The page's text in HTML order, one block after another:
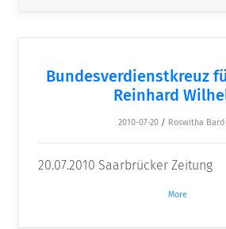
Bundesverdienstkreuz
Reinhard
2010-07-20 / Roswitha
20.07.2010 Saarbrücker Zeitung
More